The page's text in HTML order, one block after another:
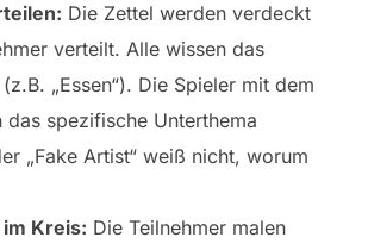
Die Zettel werden verdeckt
verteilt. Alle wissen das
„Essen“). Die Spieler mit dem
das spezifische Unterthema
„Fake Artist“ weiß nicht, worum
Kreis: Die Teilnehmer malen